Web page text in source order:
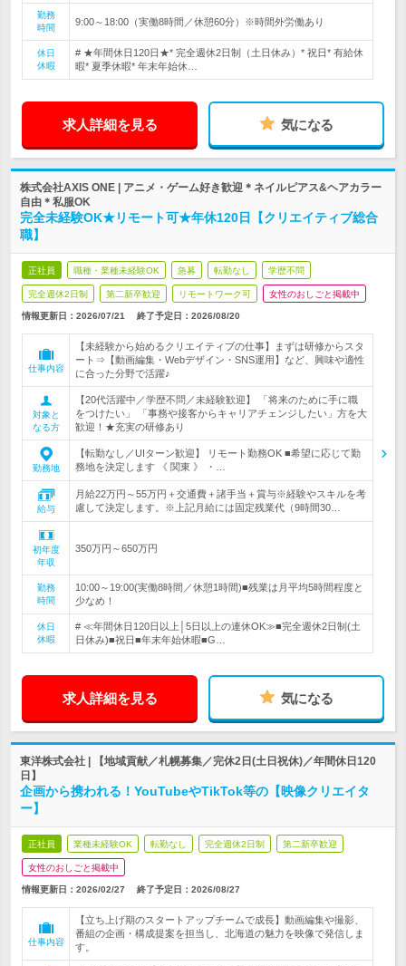
勤務
時間
9:00～18:00（実働8時間／休憩60分）※時間外労働あり
休日
休暇
# ★年間休日120日★* 完全週休2日制（土日休み）* 祝日* 有給休
暇* 夏季休暇* 年末年始休…
求人詳細を見る 気になる
株式会社AXIS ONE | アニメ・ゲーム好き歓迎＊ネイルピアス&ヘアカラー
自由＊私服OK
完全未経験OK★リモート可★年休120日【クリエイティブ総合
職】
正社員 職種・業種未経験OK 急募 転勤なし 学歴不問
完全週休2日制 第二新卒歓迎 リモートワーク可 女性のおしごと掲載中
情報更新日：2026/07/21 終了予定日： 2026/08/20
仕事内容
【未経験から始めるクリエイティブの仕事】まずは研修からスタ
ート⇒【動画編集・Webデザイン・SNS運用】など、興味や適性
に合った分野で活躍♪
対象と
なる方
【20代活躍中／学歴不問／未経験歓迎】 「将来のために手に職
をつけたい」 「事務や接客からキャリアチェンジしたい」方を大
歓迎！★充実の研修あり
勤務地
【転勤なし／UIターン歓迎】 リモート勤務OK ■希望に応じて勤
務地を決定します 《 関東 》 ・…
給与
月給22万円～55万円＋交通費＋諸手当＋賞与※経験やスキルを考
慮して決定します。※上記月給には固定残業代（9時間30…
初年度
年収
350万円～650万円
勤務
時間
10:00～19:00(実働8時間／休憩1時間)■残業は月平均5時間程度と
少なめ！
休日
休暇
# ≪年間休日120日以上│5日以上の連休OK≫■完全週休2日制(土
日休み)■祝日■年末年始休暇■G…
求人詳細を見る 気になる
東洋株式会社 | 【地域貢献／札幌募集／完休2日(土日祝休)／年間休日120
日】
企画から携われる！YouTubeやTikTok等の【映像クリエイタ
ー】
正社員 業種未経験OK 転勤なし 完全週休2日制 第二新卒歓迎
女性のおしごと掲載中
情報更新日：2026/02/27 終了予定日： 2026/08/27
仕事内容
【立ち上げ期のスタートアップチームで成長】動画編集や撮影、
番組の企画・構成提案を担当し、北海道の魅力を映像で発信しま
す。